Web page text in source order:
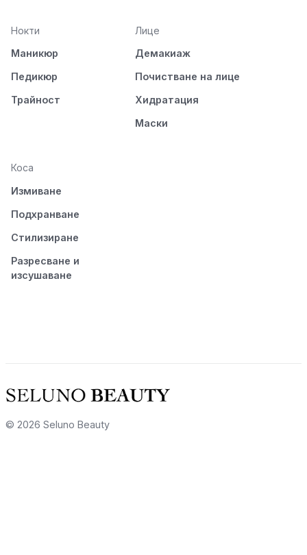
Нокти
Маникюр
Педикюр
Трайност
Лице
Демакиаж
Почистване на лице
Хидратация
Маски
Коса
Измиване
Подхранване
Стилизиране
Разресване и
изсушаване
© 2026 Seluno Beauty